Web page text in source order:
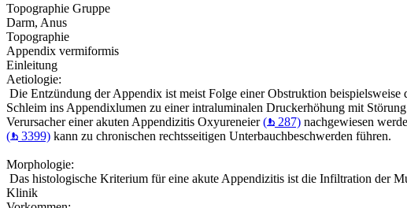
Topographie Gruppe
Darm, Anus
Topographie
Appendix vermiformis
Einleitung
Aetiologie:
Die Entzündung der Appendix ist meist Folge einer Obstruktion
Schleim ins Appendixlumen zu einer intraluminalen Druckerhöhung mit
Verursacher einer akuten Appendizitis Oxyureneier( 287) nachgewiesen
(
3399) kann zu chronischen rechtsseitigen Unterbauchbeschwerden führen.
Morphologie:
Das histologische Kriterium für eine akute Appendizitis ist die Infiltration der
Klinik